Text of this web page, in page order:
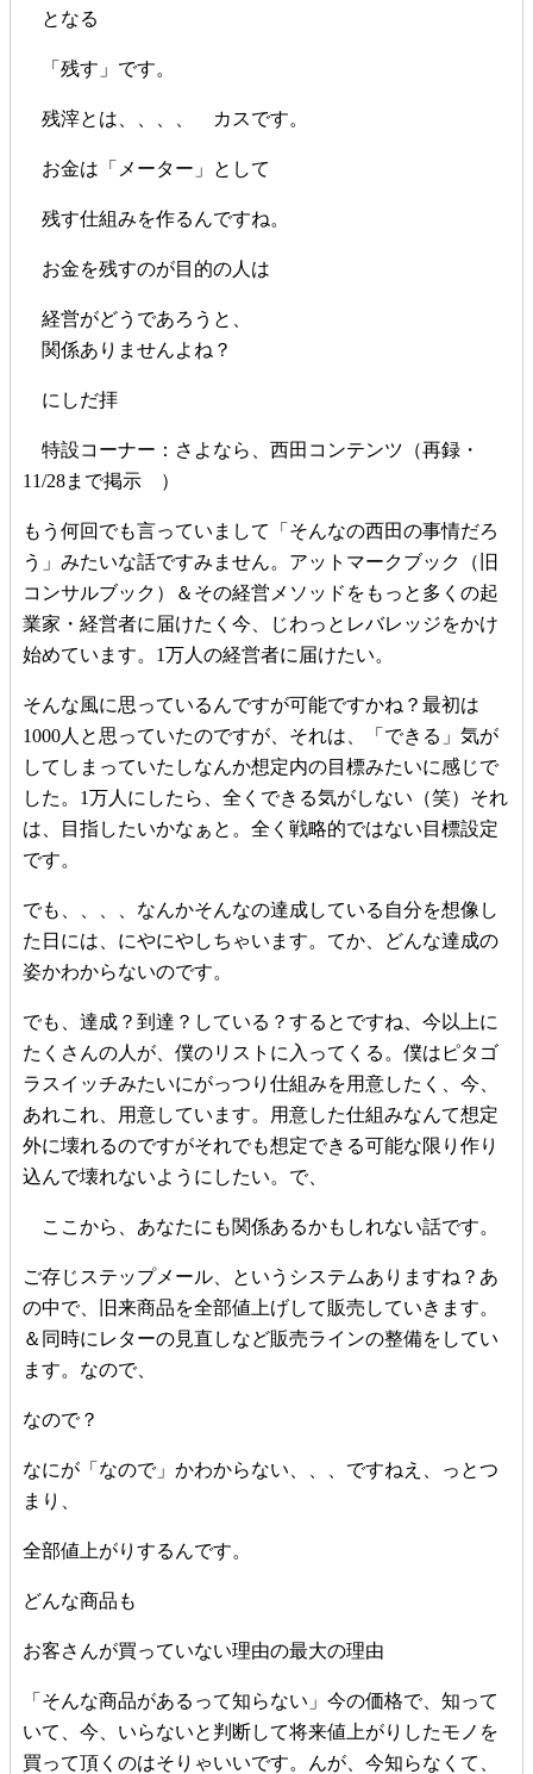
となる
「残す」です。
残滓とは、、、、 カスです。
お金は「メーター」として
残す仕組みを作るんですね。
お金を残すのが目的の人は
経営がどうであろうと、
関係ありませんよね？
にしだ拝
特設コーナー：さよなら、西田コンテンツ（再録・
11/28まで掲示 ）
もう何回でも言っていまして「そんなの西田の事情だろ
う」みたいな話ですみません。アットマークブック（旧
コンサルブック）＆その経営メソッドをもっと多くの起
業家・経営者に届けたく今、じわっとレバレッジをかけ
始めています。1万人の経営者に届けたい。
そんな風に思っているんですが可能ですかね？最初は
1000人と思っていたのですが、それは、「できる」気が
してしまっていたしなんか想定内の目標みたいに感じで
した。1万人にしたら、全くできる気がしない（笑）それ
は、目指したいかなぁと。全く戦略的ではない目標設定
です。
でも、、、、なんかそんなの達成している自分を想像し
た日には、にやにやしちゃいます。てか、どんな達成の
姿かわからないのです。
でも、達成？到達？している？するとですね、今以上に
たくさんの人が、僕のリストに入ってくる。僕はピタゴ
ラスイッチみたいにがっつり仕組みを用意したく、今、
あれこれ、用意しています。用意した仕組みなんて想定
外に壊れるのですがそれでも想定できる可能な限り作り
込んで壊れないようにしたい。で、
ここから、あなたにも関係あるかもしれない話です。
ご存じステップメール、というシステムありますね？あ
の中で、旧来商品を全部値上げして販売していきます。
＆同時にレターの見直しなど販売ラインの整備をしてい
ます。なので、
なので？
なにが「なので」かわからない、、、ですねえ、っとつ
まり、
全部値上がりするんです。
どんな商品も
お客さんが買っていない理由の最大の理由
「そんな商品があるって知らない」今の価格で、知って
いて、今、いらないと判断して将来値上がりしたモノを
買って頂くのはそりゃいいです。んが、今知らなくて、